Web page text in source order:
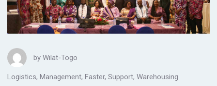
by Wilat-Togo
Logistics, Management, Faster, Support, Warehousing